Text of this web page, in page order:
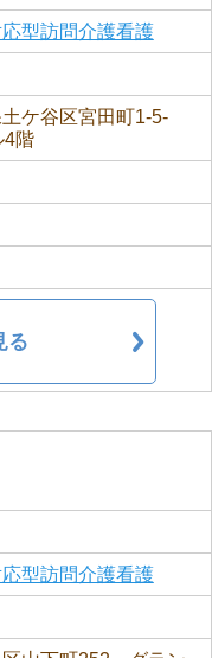
型訪問介護看護
ケ谷区宮田町1-5-
階
る
型訪問介護看護